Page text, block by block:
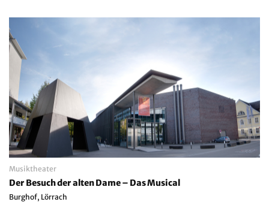
Musiktheater
Der Besuch der alten Dame – Das Musical
Burghof, Lörrach